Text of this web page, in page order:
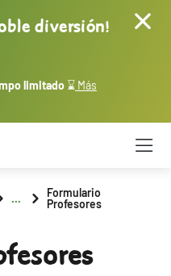
diversión!
limitado ⌛ Más
...
Formulario
Profesores